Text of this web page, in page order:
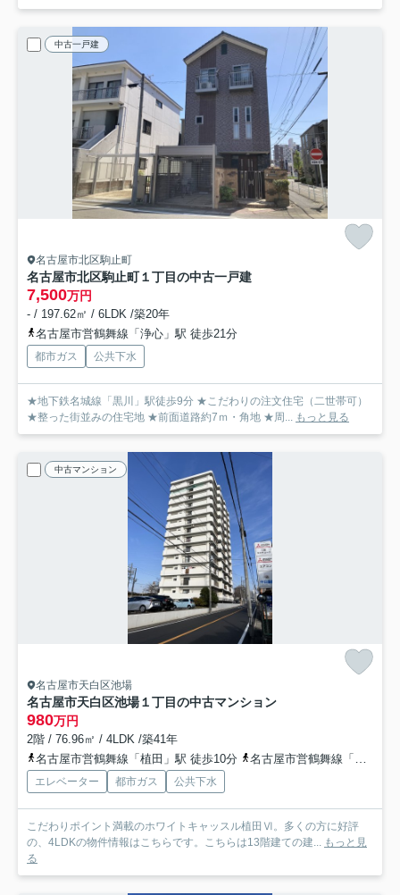
中古一戸建
名古屋市北区駒止町
名古屋市北区駒止町１丁目の中古一戸建
7,500万円
- / 197.62㎡ / 6LDK /築20年
名古屋市営鶴舞線「浄心」駅 徒歩21分
都市ガス 公共下水
★地下鉄名城線「黒川」駅徒歩9分 ★こだわりの注文住宅（二世帯可）
★整った街並みの住宅地 ★前面道路約7ｍ・角地 ★周... もっと見る
中古マンション
名古屋市天白区池場
名古屋市天白区池場１丁目の中古マンション
980万円
2階 / 76.96㎡ / 4LDK /築41年
名古屋市営鶴舞線「植田」駅 徒歩10分
名古屋市営鶴舞線「塩釜口」駅 徒歩14分
エレベーター 都市ガス 公共下水
こだわりポイント満載のホワイトキャッスル植田Ⅵ。多くの方に好評
の、4LDKの物件情報はこちらです。こちらは13階建ての建... もっと見
る